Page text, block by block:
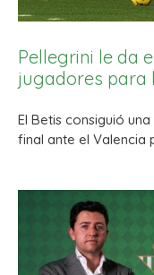
Pellegrini le da
jugadores para
El Betis consiguió
final ante el Valencia